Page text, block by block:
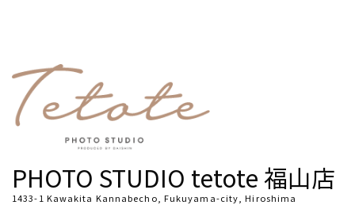
PHOTO STUDIO tetote 福山店
1433-1 Kawakita Kannabecho, Fukuyama-city, Hiroshima